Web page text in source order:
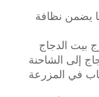
يضمن نظافة
بيت الدجاج
إلى الشاحنة
في المزرعة